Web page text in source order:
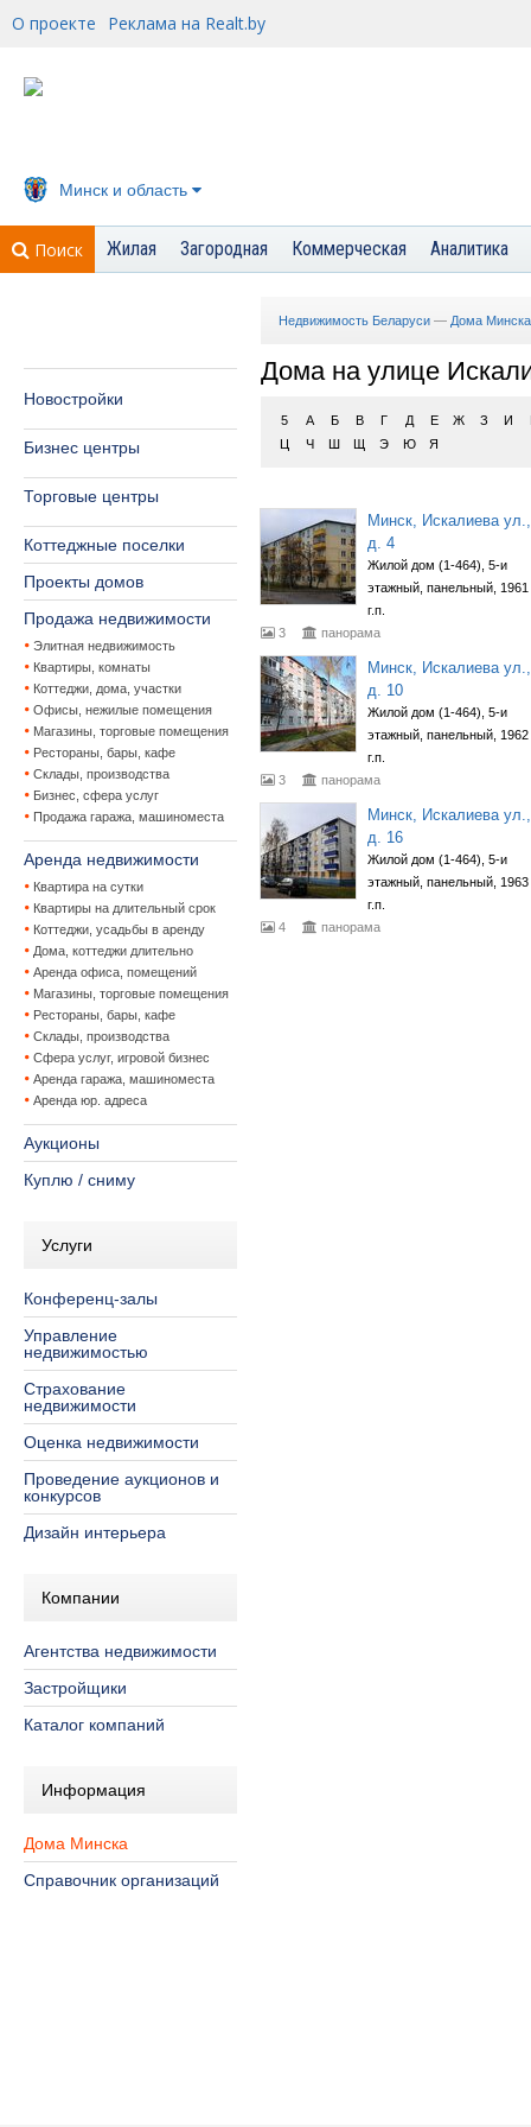
О проекте Реклама на Realt.by
Минск и область
Поиск Жилая Загородная Коммерческая Аналитика
Новостройки
Бизнес центры
Торговые центры
Коттеджные поселки
Проекты домов
Продажа недвижимости
Элитная недвижимость
Квартиры, комнаты
Коттеджи, дома, участки
Офисы, нежилые помещения
Магазины, торговые помещения
Рестораны, бары, кафе
Склады, производства
Бизнес, сфера услуг
Продажа гаража, машиноместа
Аренда недвижимости
Квартира на сутки
Квартиры на длительный срок
Коттеджи, усадьбы в аренду
Дома, коттеджи длительно
Аренда офиса, помещений
Магазины, торговые помещения
Рестораны, бары, кафе
Склады, производства
Сфера услуг, игровой бизнес
Аренда гаража, машиноместа
Аренда юр. адреса
Аукционы
Куплю / сниму
Услуги
Конференц-залы
Управление
недвижимостью
Страхование
недвижимости
Оценка недвижимости
Проведение аукционов и
конкурсов
Дизайн интерьера
Компании
Агентства недвижимости
Застройщики
Каталог компаний
Информация
Дома Минска
Справочник организаций
Недвижимость Беларуси — Дома Минска
Дома на улице
5 А Б В Г Д Е Ж З И
Ц
Ч Ш Щ Э Ю Я
Минск, Искалиева ул.,
д. 4
Жилой дом (1-464), 5-и
этажный, панельный, 1961
г.п.
3
панорама
Минск, Искалиева ул.,
д. 10
Жилой дом (1-464), 5-и
этажный, панельный, 1962
г.п.
3
панорама
Минск, Искалиева ул.,
д. 16
Жилой дом (1-464), 5-и
этажный, панельный, 1963
г.п.
4
панорама